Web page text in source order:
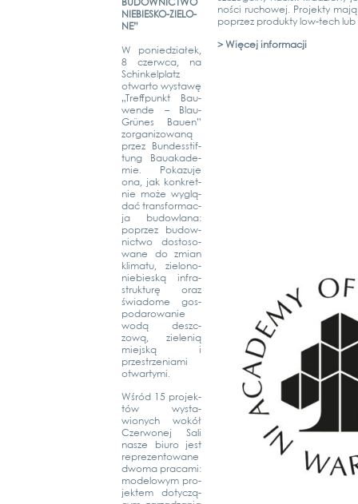
BUDOW­NICT­WO
NIE­­BIES­­KO-ZIE­­LO­­
NE”
W ponied­ziałek,
8 czerw­ca, na
Schin­kel­platz
otwar­to wysta­wę
„Treff­punkt Bau­
wen­de – Blau-
Grü­­nes Bau­en”
zor­ga­ni­zowaną
przez Bun­des­stif­
tung Bau­aka­de­
mie. Poka­zu­je
ona, jak kon­kret­
nie może wyglą­
dać trans­for­mac­
ja budow­la­na:
poprzez budow­
nict­wo dosto­so­
wa­ne do zmi­an
kli­ma­tu, zie­­lo­­no-
nie­­bies­ką infra­
struk­turę oraz
świa­do­me gos­
po­da­rowa­nie
wodą deszc­
zową, zie­lenią
mie­js­ką i
przestrze­nia­mi
otwar­ty­mi.
Wśród 15 pro­jek­
tów wysta­
wionych wokół
Czer­wo­nej Sali
nas­ze biuro jest
repre­zen­to­wa­ne
dwo­ma pra­ca­mi:
modelo­wym pro­
jek­tem doty­c­zą­
ności rucho­wej. Pro­jek­ty
poprzez pro­duk­ty low-tech lub
> Więcej infor­mac­ji